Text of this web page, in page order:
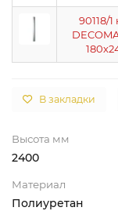
90118/
В закладки
Высота мм
2400
Материал
Полиуретан